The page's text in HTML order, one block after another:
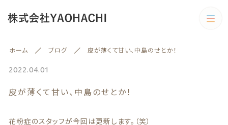
ホーム ブログ 皮が薄くて甘い、中島のせとか！
2022.04.01
皮が薄くて甘い、中島のせとか！
花粉症のスタッフが今回は更新します。（笑）
カテゴリー
野菜 旬の商品
野菜